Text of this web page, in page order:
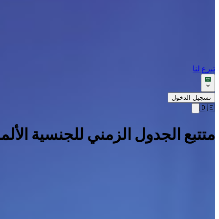
تبرع لنا
تسجيل الدخول
🇩🇪
متتبع الجدول الزمني للجنسية